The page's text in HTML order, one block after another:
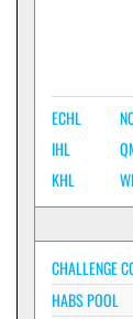
ECHL
IHL
KHL
CHALLENGE
HABS POOL